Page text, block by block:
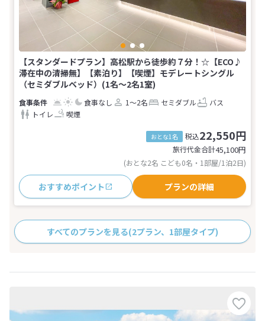
【スタンダードプラン】高松駅から徒歩約７分！☆【ECO♪
滞在中の清掃無】【素泊り】【喫煙】モデレートシングル
（セミダブルベッド）(1名～2名1室)
食事なし 1～2名 セミダブル
バス
トイレ
喫煙
おとな1名 税込22,550円
旅行代金合計45,100円
(おとな2名 こども0名・1部屋/1泊2日)
おすすめポイント プランの詳細
すべてのプランを見る(2プラン、1部屋タイプ)